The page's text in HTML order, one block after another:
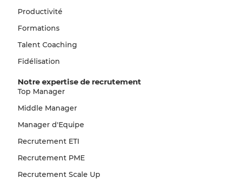
Productivité
Formations
Talent Coaching
Fidélisation
Notre expertise de recrutement
Top Manager
Middle Manager
Manager d'Equipe
Recrutement ETI
Recrutement PME
Recrutement Scale Up